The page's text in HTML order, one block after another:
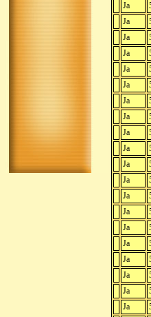
Ja
Ja
Ja
Ja
Ja
Ja
Ja
Ja
Ja
Ja
Ja
Ja
Ja
Ja
Ja
Ja
Ja
Ja
Ja
Ja